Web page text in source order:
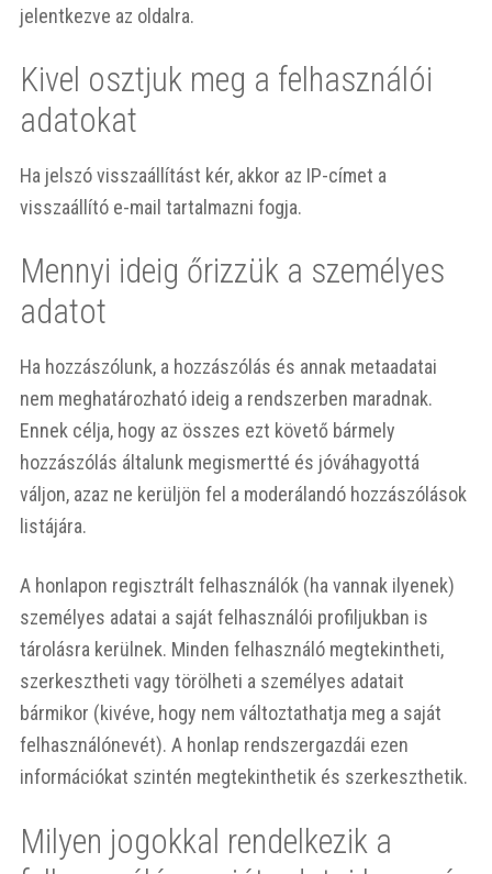
jelentkezve az oldalra.
Kivel osztjuk meg a felhasználói
adatokat
Ha jelszó visszaállítást kér, akkor az IP-címet a
visszaállító e-mail tartalmazni fogja.
Mennyi ideig őrizzük a személyes
adatot
Ha hozzászólunk, a hozzászólás és annak metaadatai
nem meghatározható ideig a rendszerben maradnak.
Ennek célja, hogy az összes ezt követő bármely
hozzászólás általunk megismertté és jóváhagyottá
váljon, azaz ne kerüljön fel a moderálandó hozzászólások
listájára.
A honlapon regisztrált felhasználók (ha vannak ilyenek)
személyes adatai a saját felhasználói profiljukban is
tárolásra kerülnek. Minden felhasználó megtekintheti,
szerkesztheti vagy törölheti a személyes adatait
bármikor (kivéve, hogy nem változtathatja meg a saját
felhasználónevét). A honlap rendszergazdái ezen
információkat szintén megtekinthetik és szerkeszthetik.
Milyen jogokkal rendelkezik a